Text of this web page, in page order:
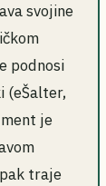
svojine
podnosi
(eŠalter,
je
traje